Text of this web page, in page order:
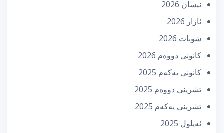
نیسان 2026
ئازار 2026
شوبات 2026
كانونی دووه‌م 2026
كانونی یه‌كه‌م 2025
تشرینی دووه‌م 2025
تشرینی یه‌كه‌م 2025
ئه‌یلول 2025